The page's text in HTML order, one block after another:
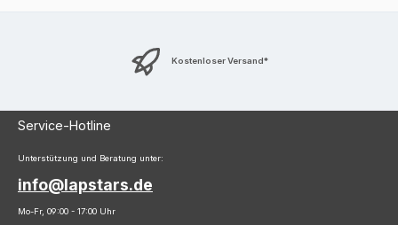
Kostenloser Versand*
Service-Hotline
Unterstützung und Beratung unter:
info@lapstars.de
Mo-Fr, 09:00 - 17:00 Uhr